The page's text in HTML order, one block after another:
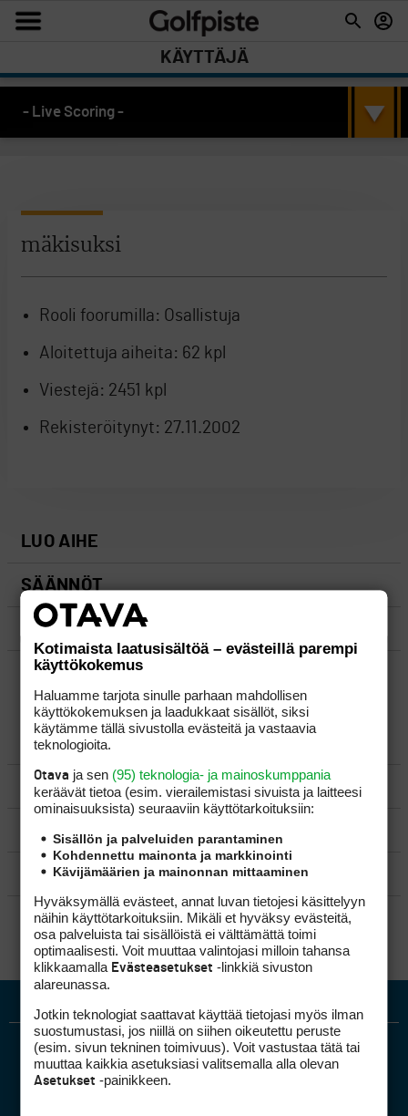
KÄYTTÄJÄ
- Live Scoring -
mäkisuksi
Rooli foorumilla: Osallistuja
Aloitettuja aiheita: 62 kpl
Viestejä: 2451 kpl
Rekisteröitynyt: 27.11.2002
LUO AIHE
SÄÄNNÖT
OHJEET
UUSIMMAT VIESTIKETJUT
YLEISTÄ
VÄLINEET
MATKAILU
KILPAGOLF & HARJOITTELU
SÄÄNNÖT
Kotimaista laatusisältöä – evästeillä parempi
käyttökokemus
Haluamme tarjota sinulle parhaan mahdollisen
käyttökokemuksen ja laadukkaat sisällöt, siksi
käytämme tällä sivustolla evästeitä ja vastaavia
teknologioita.
Otava ja sen (95) teknologia- ja mainoskumppania
keräävät tietoa (esim. vierailemis­tasi sivuista ja laitteesi
ominaisuuk­sista) seuraaviin käyttötarkoituksiin:
Sisällön ja palveluiden parantaminen
Kohdennettu mainonta ja markkinointi
Kävijämäärien ja mainonnan mittaaminen
Hyväksymällä evästeet, annat luvan tietojesi käsittelyyn
näihin käyttötarkoituksiin. Mikäli et hyväksy evästeitä,
osa palveluista tai sisällöistä ei välttämättä toimi
optimaalisesti. Voit muuttaa valintojasi milloin tahansa
klikkaamalla Evästeasetukset -linkkiä sivuston
alareunassa.
Jotkin teknologiat saattavat käyttää tietojasi myös ilman
suostumustasi, jos niillä on siihen oikeutettu peruste
(esim. sivun tekninen toimivuus). Voit vastustaa tätä tai
muuttaa kaikkia asetuksiasi valitsemalla alla olevan
Asetukset -painikkeen.